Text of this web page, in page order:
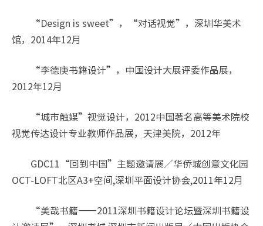
“Design is sweet”，“对话视觉”，深圳华美术
馆，2014年12月
“李德庚书籍设计”，中国设计大展评委作品展，
2012年12月
“城市触媒”视觉设计，2012中国著名高等美术院校
视觉传达设计专业教师作品展，天津美院，2012年
GDC11“回到中国”主题邀请展／华侨城创意文化园
OCT-LOFT北区A3+空间,深圳平面设计协会,2011年12月
“美哉书籍——2011深圳书籍设计论坛暨深圳书籍设